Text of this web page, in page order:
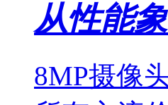
从性能
8MP摄像